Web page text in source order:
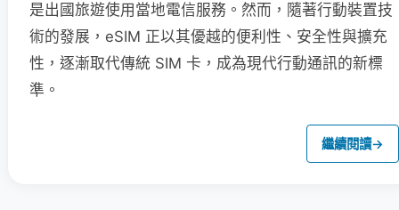
是出國旅遊使用當地電信服務。然而，隨著行動裝置技
術的發展，eSIM 正以其優越的便利性、安全性與擴充
性，逐漸取代傳統 SIM 卡，成為現代行動通訊的新標
準。
繼續閱讀→